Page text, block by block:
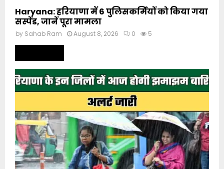
Haryana: हरियाणा में 6 पुलिसकर्मियों को किया गया
सस्पेंड, जानें पूरा मामला
by Sahab Ram August 8, 2026 0 5